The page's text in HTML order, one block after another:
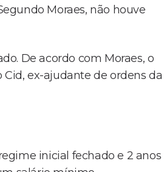
Moraes, não houve
De acordo com Moraes, o
ex-ajudante de ordens da
inicial fechado e 2 anos